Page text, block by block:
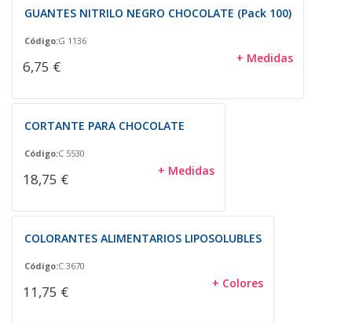
GUANTES NITRILO NEGRO CHOCOLATE (Pack 100)
Código:G 1136
6,75 € + Medidas
CORTANTE PARA CHOCOLATE
Código:C 5530
18,75 € + Medidas
COLORANTES ALIMENTARIOS LIPOSOLUBLES
Código:C 3670
11,75 € + Colores